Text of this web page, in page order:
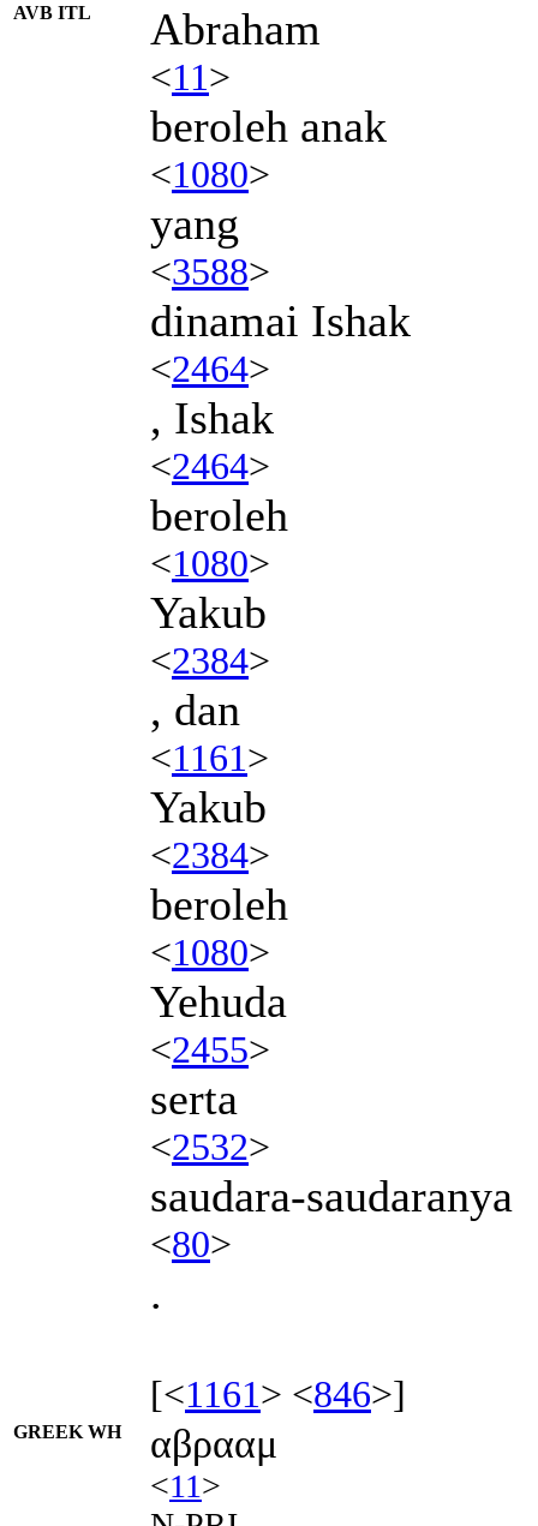
AVB ITL Abraham
<11>
beroleh anak
<1080>
yang
<3588>
dinamai Ishak
<2464>
, Ishak
<2464>
beroleh
<1080>
Yakub
<2384>
, dan
<1161>
Yakub
<2384>
beroleh
<1080>
Yehuda
<2455>
serta
<2532>
saudara-saudaranya
<80>
.
[<1161> <846>]
GREEK WH αβρααμ
<11>